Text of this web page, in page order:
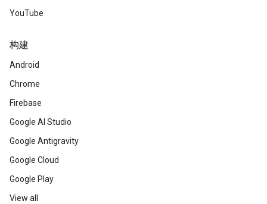
YouTube
构建
Android
Chrome
Firebase
Google AI Studio
Google Antigravity
Google Cloud
Google Play
View all